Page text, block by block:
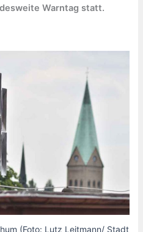
Warntag statt.
(Foto: Lutz Leitmann/ Stadt